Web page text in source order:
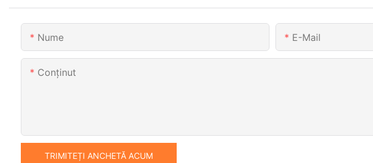
Nume E-Mail
Conţinut
TRIMITEȚI ANCHETĂ ACUM